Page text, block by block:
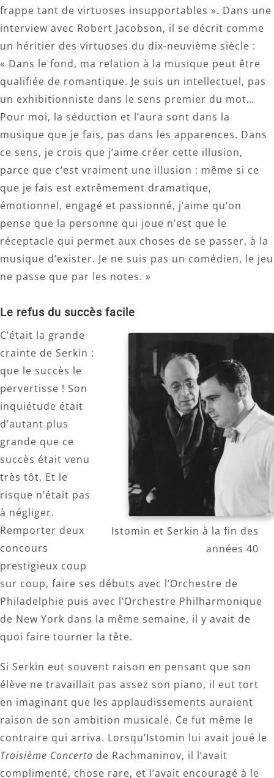
frappe tant de virtuoses insupportables ». Dans une
interview avec Robert Jacobson, il se décrit comme
un héritier des virtuoses du dix-neuvième siècle :
« Dans le fond, ma relation à la musique peut être
qualifiée de romantique. Je suis un intellectuel, pas
un exhibitionniste dans le sens premier du mot…
Pour moi, la séduction et l’aura sont dans la
musique que je fais, pas dans les apparences. Dans
ce sens, je crois que j’aime créer cette illusion,
parce que c’est vraiment une illusion : même si ce
que je fais est extrêmement dramatique,
émotionnel, engagé et passionné, j’aime qu’on
pense que la personne qui joue n’est que le
réceptacle qui permet aux choses de se passer, à la
musique d’exister. Je ne suis pas un comédien, le jeu
ne passe que par les notes. »
Le refus du succès facile
Istomin et Serkin à la fin des
années 40
C’était la grande
crainte de Serkin :
que le succès le
pervertisse ! Son
inquiétude était
d’autant plus
grande que ce
succès était venu
très tôt. Et le
risque n’était pas
à négliger.
Remporter deux
concours
prestigieux coup
sur coup, faire ses débuts avec l’Orchestre de
Philadelphie puis avec l’Orchestre Philharmonique
de New York dans la même semaine, il y avait de
quoi faire tourner la tête.
Si Serkin eut souvent raison en pensant que son
élève ne travaillait pas assez son piano, il eut tort
en imaginant que les applaudissements auraient
raison de son ambition musicale. Ce fut même le
contraire qui arriva. Lorsqu’Istomin lui avait joué le
Troisième Concerto de Rachmaninov, il l’avait
complimenté, chose rare, et l’avait encouragé à le